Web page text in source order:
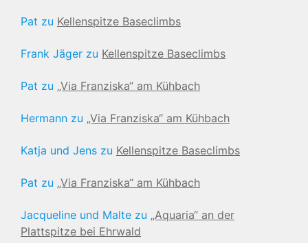
Pat zu Kellenspitze Baseclimbs
Frank Jäger zu Kellenspitze Baseclimbs
Pat zu „Via Franziska“ am Kühbach
Hermann zu „Via Franziska“ am Kühbach
Katja und Jens zu Kellenspitze Baseclimbs
Pat zu „Via Franziska“ am Kühbach
Jacqueline und Malte zu „Aquaria“ an der
Plattspitze bei Ehrwald